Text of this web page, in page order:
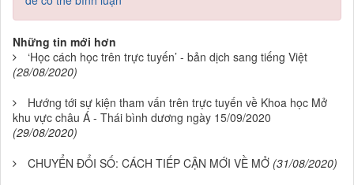
Những tin mới hơn
‘Học cách học trên trực tuyến’ - bản dịch sang tiếng Việt
(28/08/2020)
Hướng tới sự kiện tham vấn trên trực tuyến về Khoa học Mở
khu vực châu Á - Thái bình dương ngày 15/09/2020
(29/08/2020)
CHUYỂN ĐỔI SỐ: CÁCH TIẾP CẬN MỚI VỀ MỞ (31/08/2020)